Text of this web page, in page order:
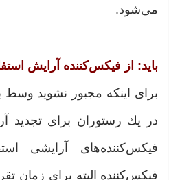
می‌شود.
باید: از فیكس‌كننده آرایش
برای اینكه مجبور نشوید وسط
در یك رستوران برای تجدید
فیكس‌كننده‌های آرایشی